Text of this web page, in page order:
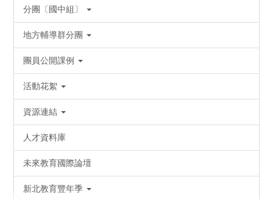
分團〔國中組〕
地方輔導群分團
團員公開課例
活動花絮
資源連結
人才資料庫
未來教育國際論壇
新北教育豐年季